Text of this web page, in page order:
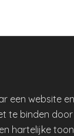
een website
te binden
hartelijke